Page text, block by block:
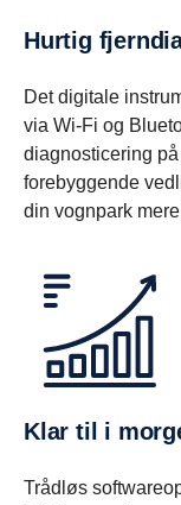
Hurtig
Det digitale
via Wi-Fi og
diagnosticering
forebyggende
din vognpark
Klar til i
Trådløs